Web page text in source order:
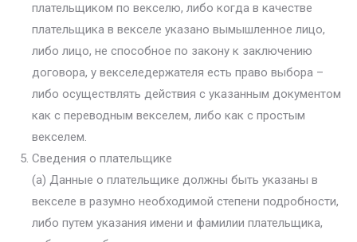
плательщиком по векселю, либо когда в качестве
плательщика в векселе указано вымышленное лицо,
либо лицо, не способное по закону к заключению
договора, у векселедержателя есть право выбора –
либо осуществлять действия с указанным документом
как с переводным векселем, либо как с простым
векселем.
Сведения о плательщике
(а) Данные о плательщике должны быть указаны в
векселе в разумно необходимой степени подробности,
либо путем указания имени и фамилии плательщика,